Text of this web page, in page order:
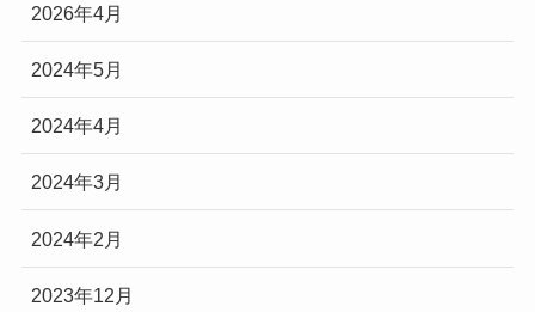
2026年4月
2024年5月
2024年4月
2024年3月
2024年2月
2023年12月